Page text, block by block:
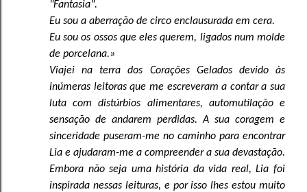
"Fantasia".
Eu sou a aberração de circo enclausurada em cera.
Eu sou os ossos que eles querem, ligados num molde
de porcelana.»
Viajei na terra dos Corações Gelados devido às
inúmeras leitoras que me escreveram a contar a sua
luta com distúrbios alimentares, automutilação e
sensação de andarem perdidas. A sua coragem e
sinceridade puseram-me no caminho para encontrar
Lia e ajudaram-me a compreender a sua devastação.
Embora não seja uma história da vida real, Lia foi
inspirada nessas leituras, e por isso lhes estou muito